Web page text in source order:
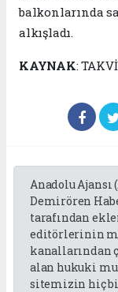
balkonlarında
alkışladı.
KAYNAK:
Anadolu Ajansı
Demirören
tarafından
editörlerinin
kanallarından
alan hukuki
sitemizin hiç